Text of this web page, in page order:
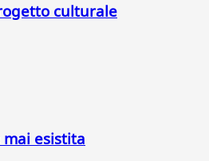
culturale
esistita